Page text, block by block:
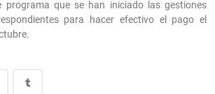
programa que se han iniciado las gestiones
para hacer efectivo el pago el